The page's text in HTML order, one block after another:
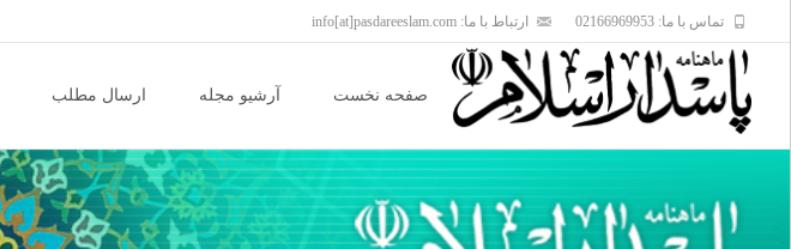
تماس با ما: 02166969953 ارتباط با ما: info[at]pasdareeslam.com
content
صفحه نخست آرشیو مجله ارسال مطلب